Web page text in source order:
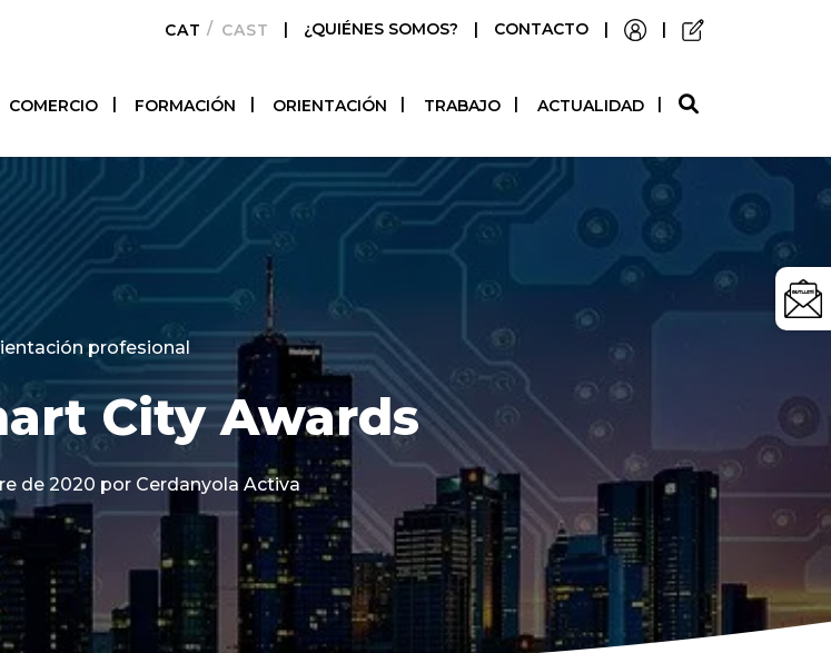
CATALÀCASTELLANO
| ¿QUIÉNES SOMOS? | CONTACTO | |
COMERCIO FORMACIÓN ORIENTACIÓN TRABAJO ACTUALIDAD
Categories
profesional
City Awards
de 2020 por Cerdanyola Activa